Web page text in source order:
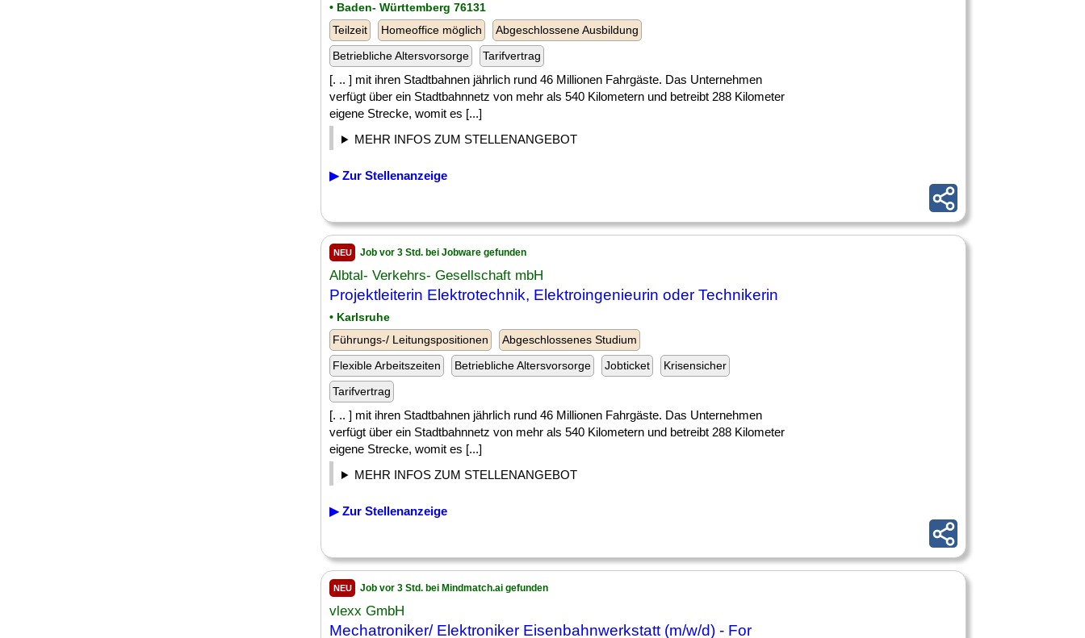
• Baden- Württemberg 76131
Teilzeit
Homeoffice möglich
Abgeschlossene Ausbildung
Betriebliche Altersvorsorge
Tarifvertrag
[. .. ] mit ihren Stadtbahnen jährlich rund 46 Millionen Fahrgäste. Das Unternehmen
verfügt über ein Stadtbahnnetz von mehr als 540 Kilometern und betreibt 288 Kilometer
eigene Strecke, womit es [...]
MEHR INFOS ZUM STELLENANGEBOT
▶ Zur Stellenanzeige
NEU Job vor 3 Std. bei Jobware gefunden
Albtal- Verkehrs- Gesellschaft mbH
Projektleiterin Elektrotechnik, Elektroingenieurin oder Technikerin
• Karlsruhe
Führungs-/ Leitungspositionen
Abgeschlossenes Studium
Flexible Arbeitszeiten
Betriebliche Altersvorsorge Jobticket
Krisensicher
Tarifvertrag
[. .. ] mit ihren Stadtbahnen jährlich rund 46 Millionen Fahrgäste. Das Unternehmen
verfügt über ein Stadtbahnnetz von mehr als 540 Kilometern und betreibt 288 Kilometer
eigene Strecke, womit es [...]
MEHR INFOS ZUM STELLENANGEBOT
▶ Zur Stellenanzeige
NEU Job vor 3 Std. bei Mindmatch.ai gefunden
vlexx GmbH
Mechatroniker/ Elektroniker Eisenbahnwerkstatt (m/w/d) - For